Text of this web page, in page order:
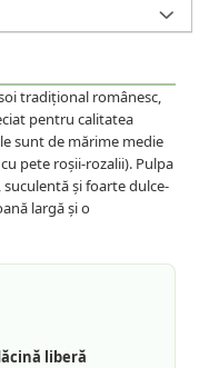
tradițional românesc,
pentru calitatea
sunt de mărime medie
pete roșii-rozalii). Pulpa
și foarte dulce-
largă și o
liberă